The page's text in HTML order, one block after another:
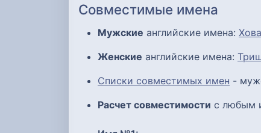
Совместимые имена
Мужские английские имена:
Женские английские имена:
Списки совместимых имен -
Расчет совместимости с любым